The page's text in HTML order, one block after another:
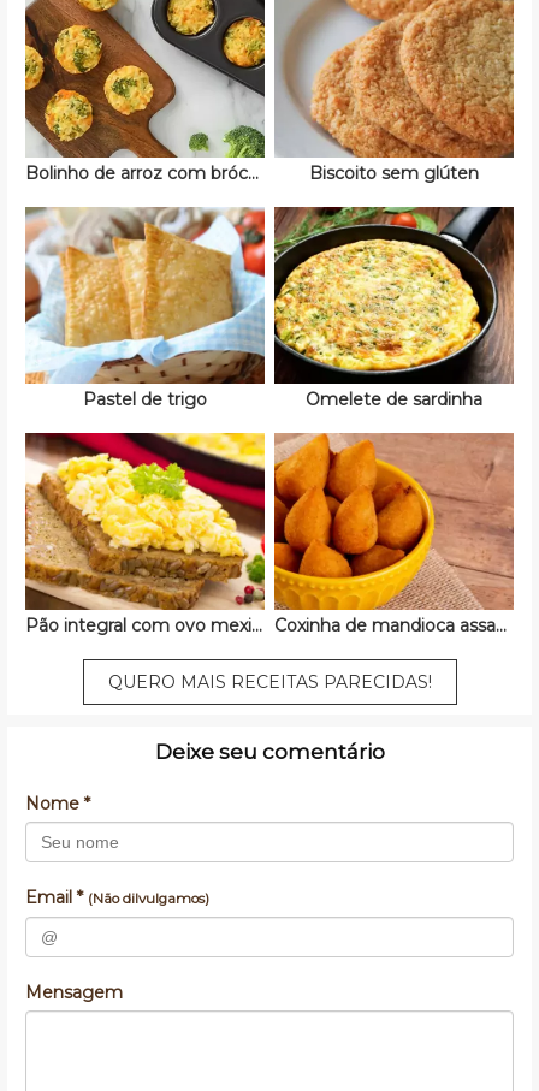
Bolinho de arroz com brócolis Biscoito sem glúten
Pastel de trigo Omelete de sardinha
Pão integral com ovo mexido Coxinha de mandioca assada
QUERO MAIS RECEITAS PARECIDAS!
Deixe seu comentário
Nome *
Email * (Não dilvulgamos)
Mensagem